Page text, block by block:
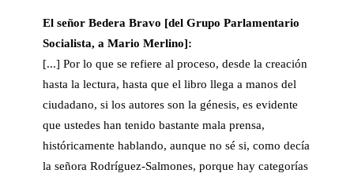
El señor Bedera Bravo [del Grupo Parlamentario
Socialista, a Mario Merlino]:
[...] Por lo que se refiere al proceso, desde la creación
hasta la lectura, hasta que el libro llega a manos del
ciudadano, si los autores son la génesis, es evidente
que ustedes han tenido bastante mala prensa,
históricamente hablando, aunque no sé si, como decía
la señora Rodríguez-Salmones, porque hay categorías